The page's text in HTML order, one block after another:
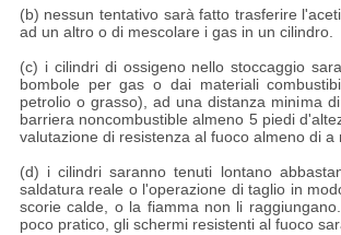
(b) nessun tentativo sarà fatto trasferire
ad un altro o di mescolare i gas in un cilindro.
(c) i cilindri di ossigeno nello stoccaggio
bombole per gas o dai materiali
petrolio o grasso), ad una distanza minima
barriera noncombustible almeno 5 piedi
valutazione di resistenza al fuoco almeno di a
(d) i cilindri saranno tenuti lontano
saldatura reale o l'operazione di taglio in
scorie calde, o la fiamma non li
poco pratico, gli schermi resistenti al fuoco